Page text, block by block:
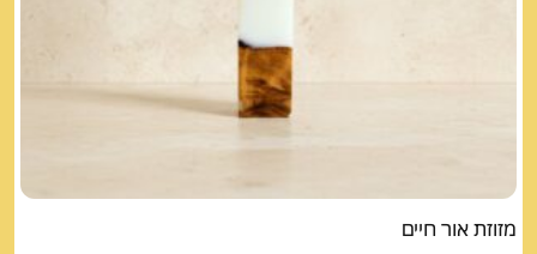
מזוזת אור חיים